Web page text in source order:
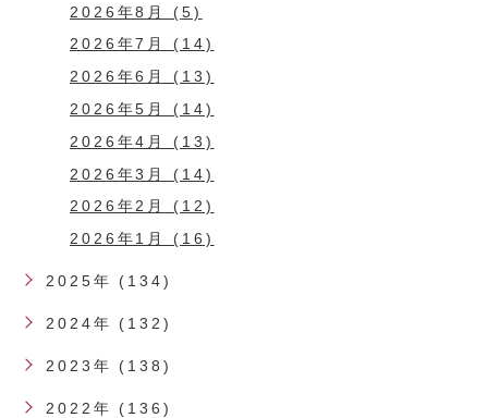
2026年8月 (5)
2026年7月 (14)
2026年6月 (13)
2026年5月 (14)
2026年4月 (13)
2026年3月 (14)
2026年2月 (12)
2026年1月 (16)
2025年 (134)
2024年 (132)
2023年 (138)
2022年 (136)